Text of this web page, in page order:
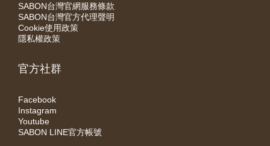
SABON台灣官網服務條款
SABON台灣官方代理聲明
Cookie使用政策
隱私權政策
官方社群
Facebook
Instagram
Youtube
SABON LINE官方帳號